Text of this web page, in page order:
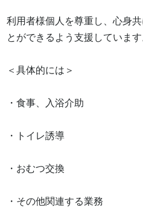
利用者様個人を尊重し、心身
とができるよう支援しています
＜具体的には＞
・食事、入浴介助
・トイレ誘導
・おむつ交換
・その他関連する業務